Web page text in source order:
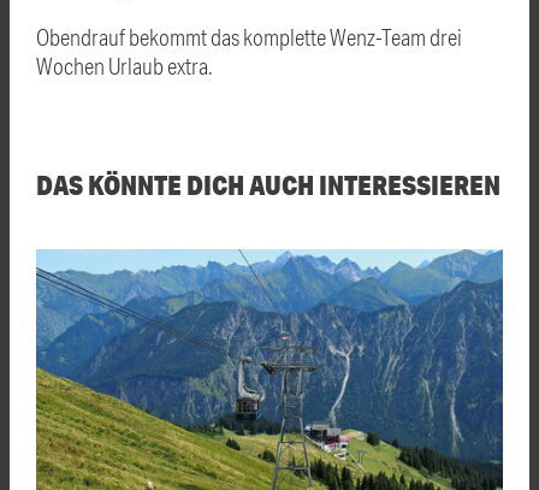
Obendrauf bekommt das komplette Wenz-Team drei
Wochen Urlaub extra.
DAS KÖNNTE DICH AUCH INTERESSIEREN